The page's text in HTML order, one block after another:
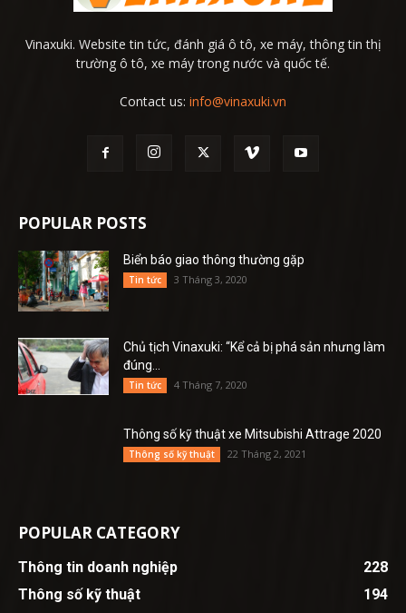
Vinaxuki. Website tin tức, đánh giá ô tô, xe máy, thông tin thị
trường ô tô, xe máy trong nước và quốc tế.
Contact us: info@vinaxuki.vn
POPULAR POSTS
Biển báo giao thông thường gặp
Tin tức 3 Tháng 3, 2020
Chủ tịch Vinaxuki: “Kể cả bị phá sản nhưng làm
đúng...
Tin tức 4 Tháng 7, 2020
Thông số kỹ thuật xe Mitsubishi Attrage 2020
Thông số kỹ thuật 22 Tháng 2, 2021
POPULAR CATEGORY
Thông tin doanh nghiệp
228
Thông số kỹ thuật
194